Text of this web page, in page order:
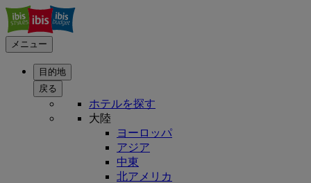
メニュー
目的地
戻る
ホテルを探す
大陸
ヨーロッパ
アジア
中東
北アメリカ